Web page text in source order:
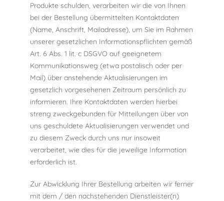
Produkte schulden, verarbeiten wir die von Ihnen
bei der Bestellung übermittelten Kontaktdaten
(Name, Anschrift, Mailadresse), um Sie im Rahmen
unserer gesetzlichen Informationspflichten gemäß
Art. 6 Abs. 1 lit. c DSGVO auf geeignetem
Kommunikationsweg (etwa postalisch oder per
Mail) über anstehende Aktualisierungen im
gesetzlich vorgesehenen Zeitraum persönlich zu
informieren. Ihre Kontaktdaten werden hierbei
streng zweckgebunden für Mitteilungen über von
uns geschuldete Aktualisierungen verwendet und
zu diesem Zweck durch uns nur insoweit
verarbeitet, wie dies für die jeweilige Information
erforderlich ist.
Zur Abwicklung Ihrer Bestellung arbeiten wir ferner
mit dem / den nachstehenden Dienstleister(n)